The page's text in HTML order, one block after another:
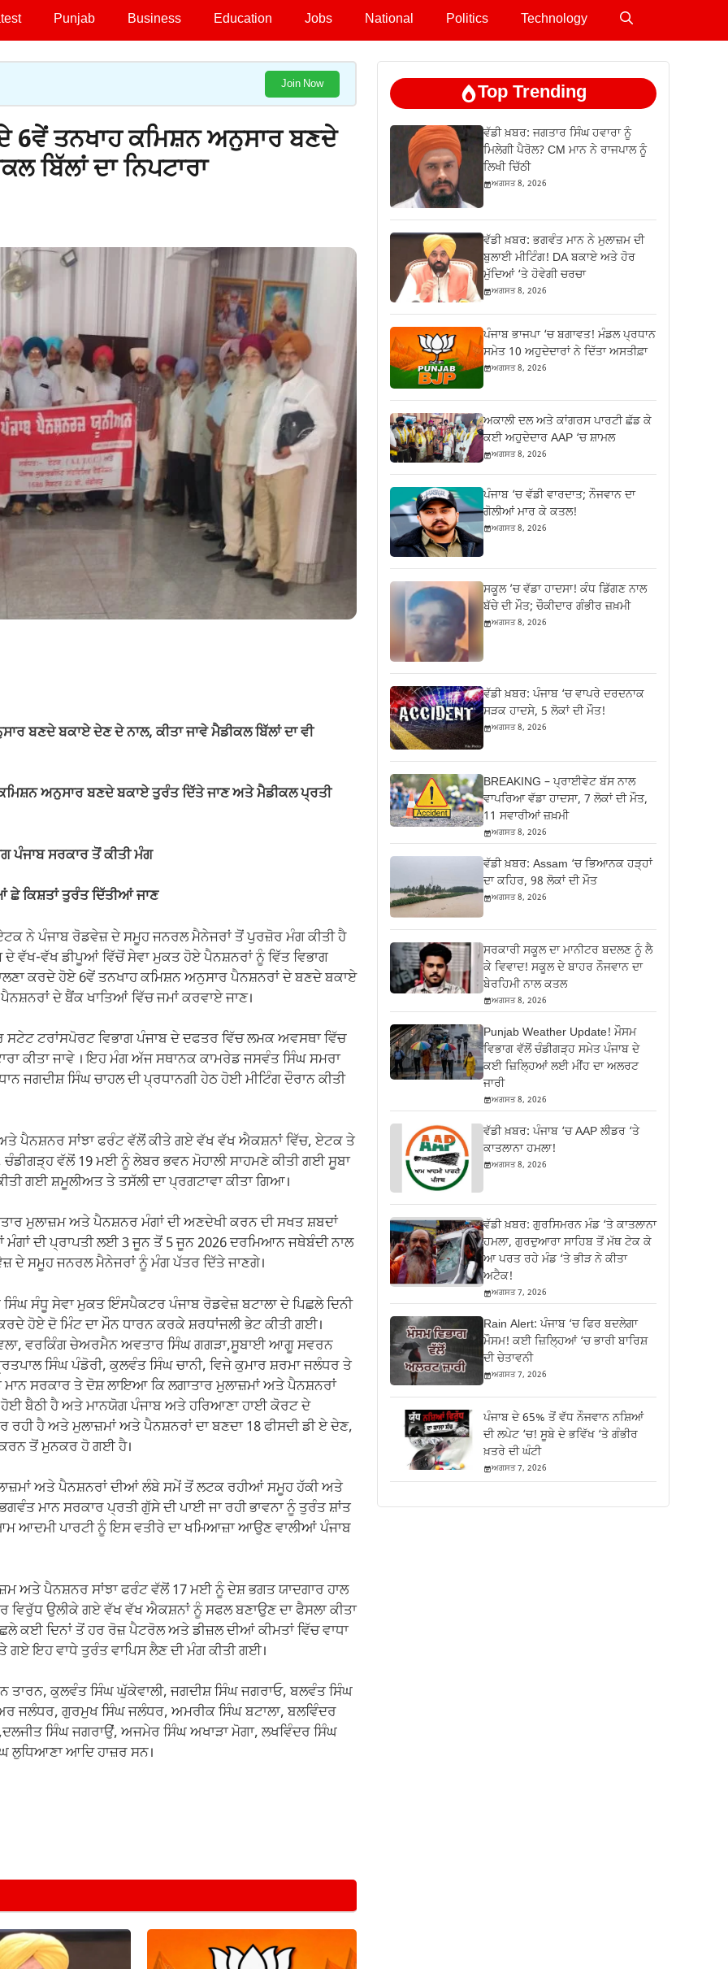
Punjab Business Education Jobs National Politics Technology
Join Now
6ਵੇਂ ਤਨਖਾਹ ਕਮਿਸ਼ਨ ਅਨੁਸਾਰ ਬਣਦੇ
ਬਿੱਲਾਂ ਦਾ ਨਿਪਟਾਰਾ
ਬਣਦੇ ਬਕਾਏ ਦੇਣ ਦੇ ਨਾਲ, ਕੀਤਾ ਜਾਵੇ ਮੈਡੀਕਲ ਬਿੱਲਾਂ ਦਾ ਵੀ
ਅਨੁਸਾਰ ਬਣਦੇ ਬਕਾਏ ਤੁਰੰਤ ਦਿੱਤੇ ਜਾਣ ਅਤੇ ਮੈਡੀਕਲ ਪ੍ਰਤੀ
ਪੰਜਾਬ ਸਰਕਾਰ ਤੋਂ ਕੀਤੀ ਮੰਗ
ਕਿਸ਼ਤਾਂ ਤੁਰੰਤ ਦਿੱਤੀਆਂ ਜਾਣ
ਨੇ ਪੰਜਾਬ ਰੋਡਵੇਜ਼ ਦੇ ਸਮੂਹ ਜਨਰਲ ਮੈਨੇਜਰਾਂ ਤੋਂ ਪੁਰਜ਼ੋਰ ਮੰਗ ਕੀਤੀ ਹੈ
ਦੇ ਵੱਖ-ਵੱਖ ਡੀਪੂਆਂ ਵਿੱਚੋਂ ਸੇਵਾ ਮੁਕਤ ਹੋਏ ਪੈਨਸ਼ਨਰਾਂ ਨੂੰ ਵਿੱਤ ਵਿਭਾਗ
ਕਰਦੇ ਹੋਏ 6ਵੇਂ ਤਨਖਾਹ ਕਮਿਸ਼ਨ ਅਨੁਸਾਰ ਪੈਨਸ਼ਨਰਾਂ ਦੇ ਬਣਦੇ ਬਕਾਏ
ਦੇ ਬੈਂਕ ਖਾਤਿਆਂ ਵਿੱਚ ਜਮਾਂ ਕਰਵਾਏ ਜਾਣ।
ਟਰਾਂਸਪੋਰਟ ਵਿਭਾਗ ਪੰਜਾਬ ਦੇ ਦਫਤਰ ਵਿੱਚ ਲਮਕ ਅਵਸਥਾ ਵਿੱਚ
ਕੀਤਾ ਜਾਵੇ । ਇਹ ਮੰਗ ਅੱਜ ਸਥਾਨਕ ਕਾਮਰੇਡ ਜਸਵੰਤ ਸਿੰਘ ਸਮਰਾ
ਜਗਦੀਸ਼ ਸਿੰਘ ਚਾਹਲ ਦੀ ਪ੍ਰਧਾਨਗੀ ਹੇਠ ਹੋਈ ਮੀਟਿੰਗ ਦੌਰਾਨ ਕੀਤੀ
ਪੈਨਸ਼ਨਰ ਸਾਂਝਾ ਫਰੰਟ ਵੱਲੋਂ ਕੀਤੇ ਗਏ ਵੱਖ ਵੱਖ ਐਕਸ਼ਨਾਂ ਵਿੱਚ, ਏਟਕ ਤੇ
ਵੱਲੋਂ 19 ਮਈ ਨੂੰ ਲੇਬਰ ਭਵਨ ਮੋਹਾਲੀ ਸਾਹਮਣੇ ਕੀਤੀ ਗਈ ਸੂਬਾ
ਗਈ ਸ਼ਮੂਲੀਅਤ ਤੇ ਤਸੱਲੀ ਦਾ ਪ੍ਰਗਟਾਵਾ ਕੀਤਾ ਗਿਆ।
ਮੁਲਾਜ਼ਮ ਅਤੇ ਪੈਨਸ਼ਨਰ ਮੰਗਾਂ ਦੀ ਅਣਦੇਖੀ ਕਰਨ ਦੀ ਸਖਤ ਸ਼ਬਦਾਂ
ਮੰਗਾਂ ਦੀ ਪ੍ਰਾਪਤੀ ਲਈ 3 ਜੂਨ ਤੋਂ 5 ਜੂਨ 2026 ਦਰਮਿਆਨ ਜਥੇਬੰਦੀ ਨਾਲ
ਦੇ ਸਮੂਹ ਜਨਰਲ ਮੈਨੇਜਰਾਂ ਨੂੰ ਮੰਗ ਪੱਤਰ ਦਿੱਤੇ ਜਾਣਗੇ।
ਸੰਧੂ ਸੇਵਾ ਮੁਕਤ ਇੰਸਪੈਕਟਰ ਪੰਜਾਬ ਰੋਡਵੇਜ਼ ਬਟਾਲਾ ਦੇ ਪਿਛਲੇ ਦਿਨੀ
ਹੋਏ ਦੋ ਮਿੰਟ ਦਾ ਮੌਨ ਧਾਰਨ ਕਰਕੇ ਸ਼ਰਧਾਂਜਲੀ ਭੇਟ ਕੀਤੀ ਗਈ।
ਵਰਕਿੰਗ ਚੇਅਰਮੈਨ ਅਵਤਾਰ ਸਿੰਘ ਗਗੜਾ,ਸੂਬਾਈ ਆਗੂ ਸਵਰਨ
ਸਿੰਘ ਪੰਡੋਰੀ, ਕੁਲਵੰਤ ਸਿੰਘ ਚਾਨੀ, ਵਿਜੇ ਕੁਮਾਰ ਸ਼ਰਮਾ ਜਲੰਧਰ ਤੇ
ਸਰਕਾਰ ਤੇ ਦੋਸ਼ ਲਾਇਆ ਕਿ ਲਗਾਤਾਰ ਮੁਲਾਜ਼ਮਾਂ ਅਤੇ ਪੈਨਸ਼ਨਰਾਂ
ਬੈਠੀ ਹੈ ਅਤੇ ਮਾਨਯੋਗ ਪੰਜਾਬ ਅਤੇ ਹਰਿਆਣਾ ਹਾਈ ਕੋਰਟ ਦੇ
ਹੈ ਅਤੇ ਮੁਲਾਜ਼ਮਾਂ ਅਤੇ ਪੈਨਸ਼ਨਰਾਂ ਦਾ ਬਣਦਾ 18 ਫੀਸਦੀ ਡੀ ਏ ਦੇਣ,
ਤੋਂ ਮੁਨਕਰ ਹੋ ਗਈ ਹੈ।
ਅਤੇ ਪੈਨਸ਼ਨਰਾਂ ਦੀਆਂ ਲੰਬੇ ਸਮੇਂ ਤੋਂ ਲਟਕ ਰਹੀਆਂ ਸਮੂਹ ਹੱਕੀ ਅਤੇ
ਮਾਨ ਸਰਕਾਰ ਪ੍ਰਤੀ ਗੁੱਸੇ ਦੀ ਪਾਈ ਜਾ ਰਹੀ ਭਾਵਨਾ ਨੂੰ ਤੁਰੰਤ ਸ਼ਾਂਤ
ਆਦਮੀ ਪਾਰਟੀ ਨੂੰ ਇਸ ਵਤੀਰੇ ਦਾ ਖਮਿਆਜ਼ਾ ਆਉਣ ਵਾਲੀਆਂ ਪੰਜਾਬ
ਅਤੇ ਪੈਨਸ਼ਨਰ ਸਾਂਝਾ ਫਰੰਟ ਵੱਲੋਂ 17 ਮਈ ਨੂੰ ਦੇਸ਼ ਭਗਤ ਯਾਦਗਾਰ ਹਾਲ
ਉਲੀਕੇ ਗਏ ਵੱਖ ਵੱਖ ਐਕਸ਼ਨਾਂ ਨੂੰ ਸਫਲ ਬਣਾਉਣ ਦਾ ਫੈਸਲਾ ਕੀਤਾ
ਕਈ ਦਿਨਾਂ ਤੋਂ ਹਰ ਰੋਜ਼ ਪੈਟਰੋਲ ਅਤੇ ਡੀਜ਼ਲ ਦੀਆਂ ਕੀਮਤਾਂ ਵਿੱਚ ਵਾਧਾ
ਗਏ ਇਹ ਵਾਧੇ ਤੁਰੰਤ ਵਾਪਿਸ ਲੈਣ ਦੀ ਮੰਗ ਕੀਤੀ ਗਈ।
ਕੁਲਵੰਤ ਸਿੰਘ ਘੁੱਕੇਵਾਲੀ, ਜਗਦੀਸ਼ ਸਿੰਘ ਜਗਰਾਓ, ਬਲਵੰਤ ਸਿੰਘ
ਜਲੰਧਰ, ਗੁਰਮੁਖ ਸਿੰਘ ਜਲੰਧਰ, ਅਮਰੀਕ ਸਿੰਘ ਬਟਾਲਾ, ਬਲਵਿੰਦਰ
ਸਿੰਘ ਜਗਰਾਉਂ, ਅਜਮੇਰ ਸਿੰਘ ਅਖਾੜਾ ਮੋਗਾ, ਲਖਵਿੰਦਰ ਸਿੰਘ
ਲੁਧਿਆਣਾ ਆਦਿ ਹਾਜ਼ਰ ਸਨ।
Top Trending
ਵੱਡੀ ਖ਼ਬਰ: ਜਗਤਾਰ ਸਿੰਘ ਹਵਾਰਾ ਨੂੰ
ਮਿਲੇਗੀ ਪੈਰੋਲ? CM ਮਾਨ ਨੇ ਰਾਜਪਾਲ ਨੂੰ
ਲਿਖੀ ਚਿੱਠੀ
ਅਗਸਤ 8, 2026
ਵੱਡੀ ਖ਼ਬਰ: ਭਗਵੰਤ ਮਾਨ ਨੇ ਮੁਲਾਜ਼ਮ ਦੀ
ਬੁਲਾਈ ਮੀਟਿੰਗ! DA ਬਕਾਏ ਅਤੇ ਹੋਰ
ਮੁੱਦਿਆਂ ‘ਤੇ ਹੋਵੇਗੀ ਚਰਚਾ
ਅਗਸਤ 8, 2026
ਪੰਜਾਬ ਭਾਜਪਾ ‘ਚ ਬਗਾਵਤ! ਮੰਡਲ ਪ੍ਰਧਾਨ
ਸਮੇਤ 10 ਅਹੁਦੇਦਾਰਾਂ ਨੇ ਦਿੱਤਾ ਅਸਤੀਫ਼ਾ
ਅਗਸਤ 8, 2026
ਅਕਾਲੀ ਦਲ ਅਤੇ ਕਾਂਗਰਸ ਪਾਰਟੀ ਛੱਡ ਕੇ
ਕਈ ਅਹੁਦੇਦਾਰ AAP ‘ਚ ਸ਼ਾਮਲ
ਅਗਸਤ 8, 2026
ਪੰਜਾਬ ‘ਚ ਵੱਡੀ ਵਾਰਦਾਤ; ਨੌਜਵਾਨ ਦਾ
ਗੋਲੀਆਂ ਮਾਰ ਕੇ ਕਤਲ!
ਅਗਸਤ 8, 2026
ਸਕੂਲ ’ਚ ਵੱਡਾ ਹਾਦਸਾ! ਕੰਧ ਡਿੱਗਣ ਨਾਲ
ਬੱਚੇ ਦੀ ਮੌਤ; ਚੌਕੀਦਾਰ ਗੰਭੀਰ ਜ਼ਖ਼ਮੀ
ਅਗਸਤ 8, 2026
ਵੱਡੀ ਖ਼ਬਰ: ਪੰਜਾਬ ‘ਚ ਵਾਪਰੇ ਦਰਦਨਾਕ
ਸੜਕ ਹਾਦਸੇ, 5 ਲੋਕਾਂ ਦੀ ਮੌਤ!
ਅਗਸਤ 8, 2026
BREAKING – ਪ੍ਰਾਈਵੇਟ ਬੱਸ ਨਾਲ
ਵਾਪਰਿਆ ਵੱਡਾ ਹਾਦਸਾ, 7 ਲੋਕਾਂ ਦੀ ਮੌਤ,
11 ਸਵਾਰੀਆਂ ਜ਼ਖ਼ਮੀ
ਅਗਸਤ 8, 2026
ਵੱਡੀ ਖ਼ਬਰ: Assam ‘ਚ ਭਿਆਨਕ ਹੜ੍ਹਾਂ
ਦਾ ਕਹਿਰ, 98 ਲੋਕਾਂ ਦੀ ਮੌਤ
ਅਗਸਤ 8, 2026
ਸਰਕਾਰੀ ਸਕੂਲ ਦਾ ਮਾਨੀਟਰ ਬਦਲਣ ਨੂੰ ਲੈ
ਕੇ ਵਿਵਾਦ! ਸਕੂਲ ਦੇ ਬਾਹਰ ਨੌਜਵਾਨ ਦਾ
ਬੇਰਹਿਮੀ ਨਾਲ ਕਤਲ
ਅਗਸਤ 8, 2026
Punjab Weather Update! ਮੌਸਮ
ਵਿਭਾਗ ਵੱਲੋਂ ਚੰਡੀਗੜ੍ਹ ਸਮੇਤ ਪੰਜਾਬ ਦੇ
ਕਈ ਜ਼ਿਲ੍ਹਿਆਂ ਲਈ ਮੀਂਹ ਦਾ ਅਲਰਟ
ਜਾਰੀ
ਅਗਸਤ 8, 2026
ਵੱਡੀ ਖ਼ਬਰ: ਪੰਜਾਬ ‘ਚ AAP ਲੀਡਰ ‘ਤੇ
ਕਾਤਲਾਨਾ ਹਮਲਾ!
ਅਗਸਤ 8, 2026
ਵੱਡੀ ਖ਼ਬਰ: ਗੁਰਸਿਮਰਨ ਮੰਡ ‘ਤੇ ਕਾਤਲਾਨਾ
ਹਮਲਾ, ਗੁਰਦੁਆਰਾ ਸਾਹਿਬ ਤੋਂ ਮੱਥ ਟੇਕ ਕੇ
ਆ ਪਰਤ ਰਹੇ ਮੰਡ ‘ਤੇ ਭੀੜ ਨੇ ਕੀਤਾ
ਅਟੈਕ!
ਅਗਸਤ 7, 2026
Rain Alert: ਪੰਜਾਬ ‘ਚ ਫਿਰ ਬਦਲੇਗਾ
ਮੌਸਮ! ਕਈ ਜ਼ਿਲ੍ਹਿਆਂ ‘ਚ ਭਾਰੀ ਬਾਰਿਸ਼
ਦੀ ਚੇਤਾਵਨੀ
ਅਗਸਤ 7, 2026
ਪੰਜਾਬ ਦੇ 65% ਤੋਂ ਵੱਧ ਨੌਜਵਾਨ ਨਸ਼ਿਆਂ
ਦੀ ਲਪੇਟ ‘ਚ! ਸੂਬੇ ਦੇ ਭਵਿੱਖ ‘ਤੇ ਗੰਭੀਰ
ਖ਼ਤਰੇ ਦੀ ਘੰਟੀ
ਅਗਸਤ 7, 2026